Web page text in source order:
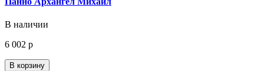
В наличии
6 002 р
В корзину